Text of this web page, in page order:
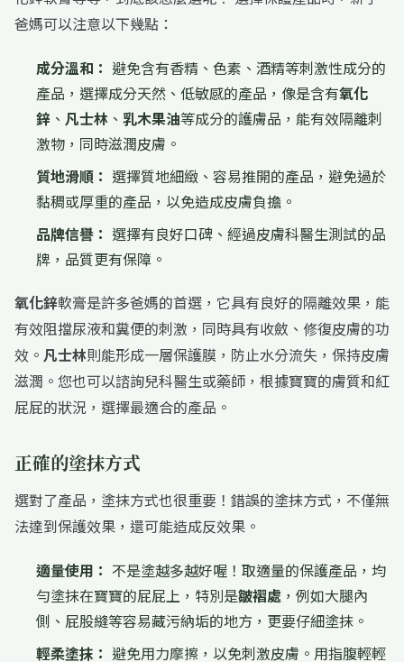
爸媽可以注意以下幾點：
成分溫和： 避免含有香精、色素、酒精等刺激性成分的
產品，選擇成分天然、低敏感的產品，像是含有氧化
鋅 、 凡士林 、 乳木果油等成分的護膚品，能有效隔離刺
激物，同時滋潤皮膚。
質地滑順： 選擇質地細緻、容易推開的產品，避免過於
黏稠或厚重的產品，以免造成皮膚負擔。
品牌信譽： 選擇有良好口碑、經過皮膚科醫生測試的品
牌，品質更有保障。
氧化鋅軟膏是許多爸媽的首選，它具有良好的隔離效果，能
有效阻擋尿液和糞便的刺激，同時具有收斂、修復皮膚的功
效。 凡士林則能形成一層保護膜，防止水分流失，保持皮膚
滋潤。您也可以諮詢兒科醫生或藥師，根據寶寶的膚質和紅
屁屁的狀況，選擇最適合的產品。
正確的塗抹方式
選對了產品，塗抹方式也很重要！錯誤的塗抹方式，不僅無
法達到保護效果，還可能造成反效果。
適量使用： 不是塗越多越好喔！取適量的保護產品，均
勻塗抹在寶寶的屁屁上，特別是皺褶處 ，例如大腿內
側、屁股縫等容易藏污納垢的地方，更要仔細塗抹。
輕柔塗抹： 避免用力摩擦，以免刺激皮膚。用指腹輕輕